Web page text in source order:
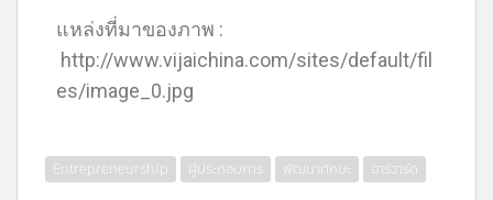
แหล่งที่มาของภาพ :
http://www.vijaichina.com/sites/default/fil
es/image_0.jpg
Entrepreneurship ผู้ประกอบการ พัฒนาทักษะ ฮาร์วาร์ด